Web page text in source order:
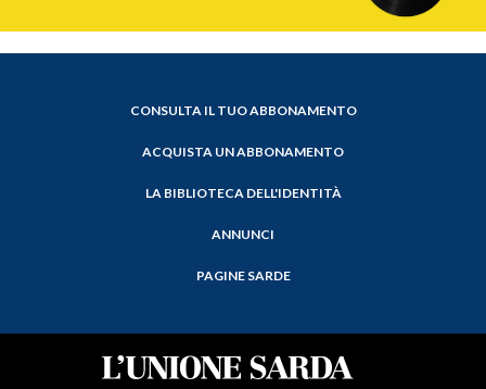
CONSULTA IL TUO ABBONAMENTO
ACQUISTA UN ABBONAMENTO
LA BIBLIOTECA DELL'IDENTITÀ
ANNUNCI
PAGINE SARDE